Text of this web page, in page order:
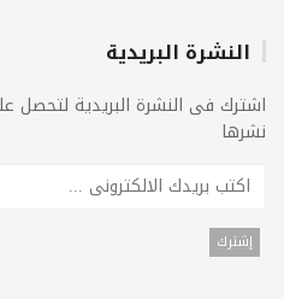
النشرة البريدية
اشترك فى النشرة البريدية لتحصل
نشرها